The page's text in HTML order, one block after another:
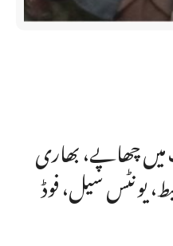
میں چھاپے، بھاری
یونٹس سیل، فوڈ